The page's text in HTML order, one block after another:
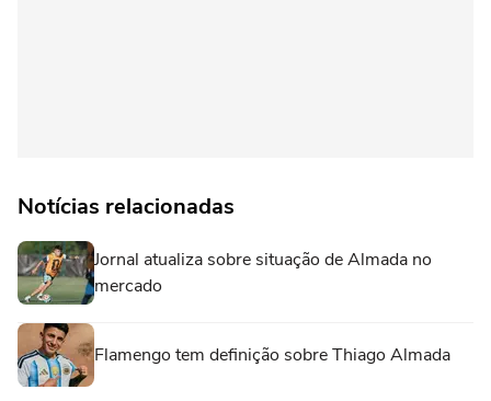
Notícias relacionadas
Jornal atualiza sobre situação de Almada no
mercado
Flamengo tem definição sobre Thiago Almada